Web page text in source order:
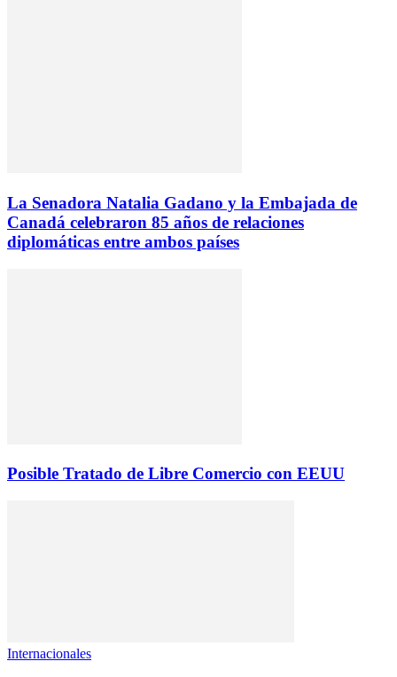
La Senadora Natalia Gadano y la Embajada de
Canadá celebraron 85 años de relaciones
diplomáticas entre ambos países
Posible Tratado de Libre Comercio con EEUU
Internacionales